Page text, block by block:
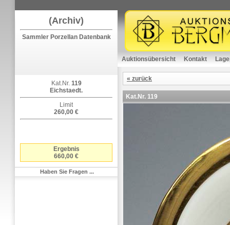
(Archiv)
Sammler Porzellan Datenbank
Kat.Nr. 119
Eichstaedt.
Limit
260,00 €
Ergebnis
660,00 €
Haben Sie Fragen ...
Auktionsübersicht Kontakt
« zurück
Kat.Nr. 119